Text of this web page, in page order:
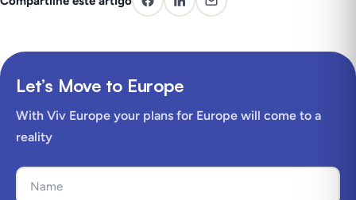
Let’s Move to Europe
With Viv Europe your plans for Europe will come to a
reality